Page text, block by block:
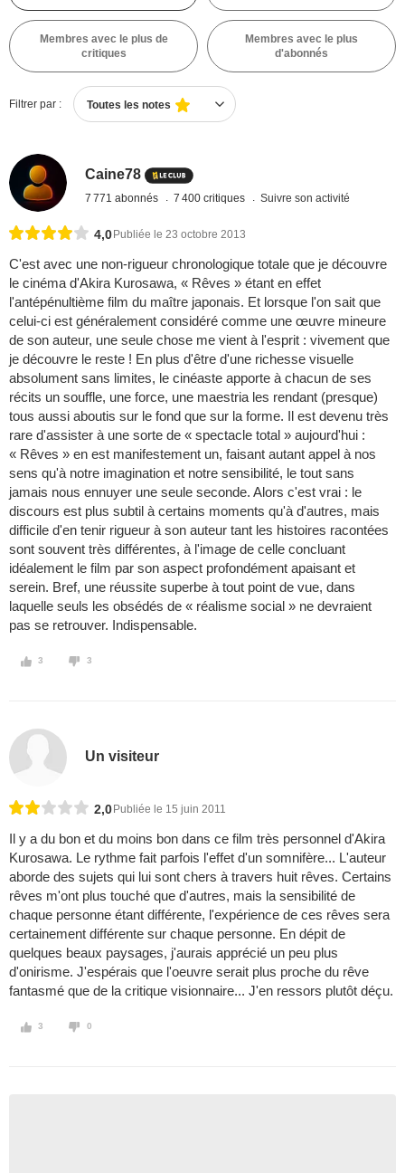
Membres avec le plus de
critiques
Membres avec le plus
d'abonnés
Filtrer par : Toutes les notes
Caine78
7 771 abonnés 7 400 critiques Suivre son activité
4,0 Publiée le 23 octobre 2013
C'est avec une non-rigueur chronologique totale que je découvre
le cinéma d'Akira Kurosawa, « Rêves » étant en effet
l'antépénultième film du maître japonais. Et lorsque l'on sait que
celui-ci est généralement considéré comme une œuvre mineure
de son auteur, une seule chose me vient à l'esprit : vivement que
je découvre le reste ! En plus d'être d'une richesse visuelle
absolument sans limites, le cinéaste apporte à chacun de ses
récits un souffle, une force, une maestria les rendant (presque)
tous aussi aboutis sur le fond que sur la forme. Il est devenu très
rare d'assister à une sorte de « spectacle total » aujourd'hui :
« Rêves » en est manifestement un, faisant autant appel à nos
sens qu'à notre imagination et notre sensibilité, le tout sans
jamais nous ennuyer une seule seconde. Alors c'est vrai : le
discours est plus subtil à certains moments qu'à d'autres, mais
difficile d'en tenir rigueur à son auteur tant les histoires racontées
sont souvent très différentes, à l'image de celle concluant
idéalement le film par son aspect profondément apaisant et
serein. Bref, une réussite superbe à tout point de vue, dans
laquelle seuls les obsédés de « réalisme social » ne devraient
pas se retrouver. Indispensable.
3 3
Un visiteur
2,0 Publiée le 15 juin 2011
Il y a du bon et du moins bon dans ce film très personnel d'Akira
Kurosawa. Le rythme fait parfois l'effet d'un somnifère... L'auteur
aborde des sujets qui lui sont chers à travers huit rêves. Certains
rêves m'ont plus touché que d'autres, mais la sensibilité de
chaque personne étant différente, l'expérience de ces rêves sera
certainement différente sur chaque personne. En dépit de
quelques beaux paysages, j'aurais apprécié un peu plus
d'onirisme. J'espérais que l'oeuvre serait plus proche du rêve
fantasmé que de la critique visionnaire... J'en ressors plutôt déçu.
3 0